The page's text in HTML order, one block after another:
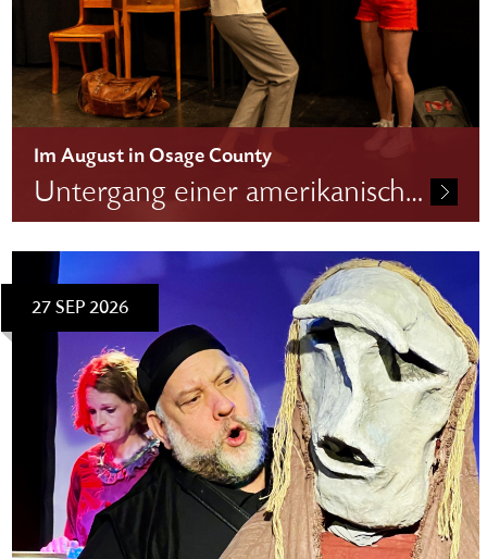
Im August in Osage County
Untergang einer amerikanischen Familie
Eintritt: 25,00 €
27 SEP 2026